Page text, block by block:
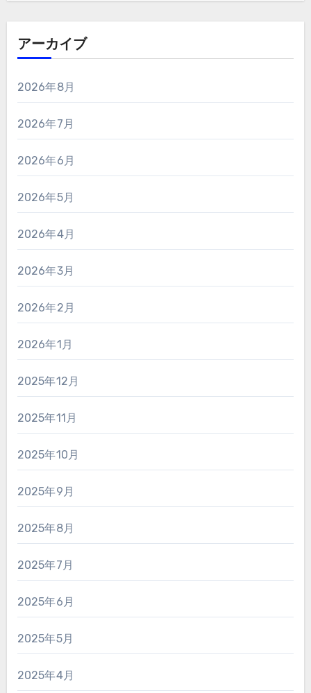
アーカイブ
2026年8月
2026年7月
2026年6月
2026年5月
2026年4月
2026年3月
2026年2月
2026年1月
2025年12月
2025年11月
2025年10月
2025年9月
2025年8月
2025年7月
2025年6月
2025年5月
2025年4月